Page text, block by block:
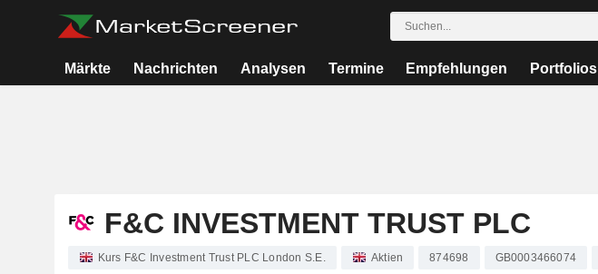
Märkte Nachrichten Analysen Termine Empfehlungen Portfolios
F&C INVESTMENT TRUST PLC
Kurs F&C Investment Trust PLC London S.E. Aktien 874698 GB0003466074